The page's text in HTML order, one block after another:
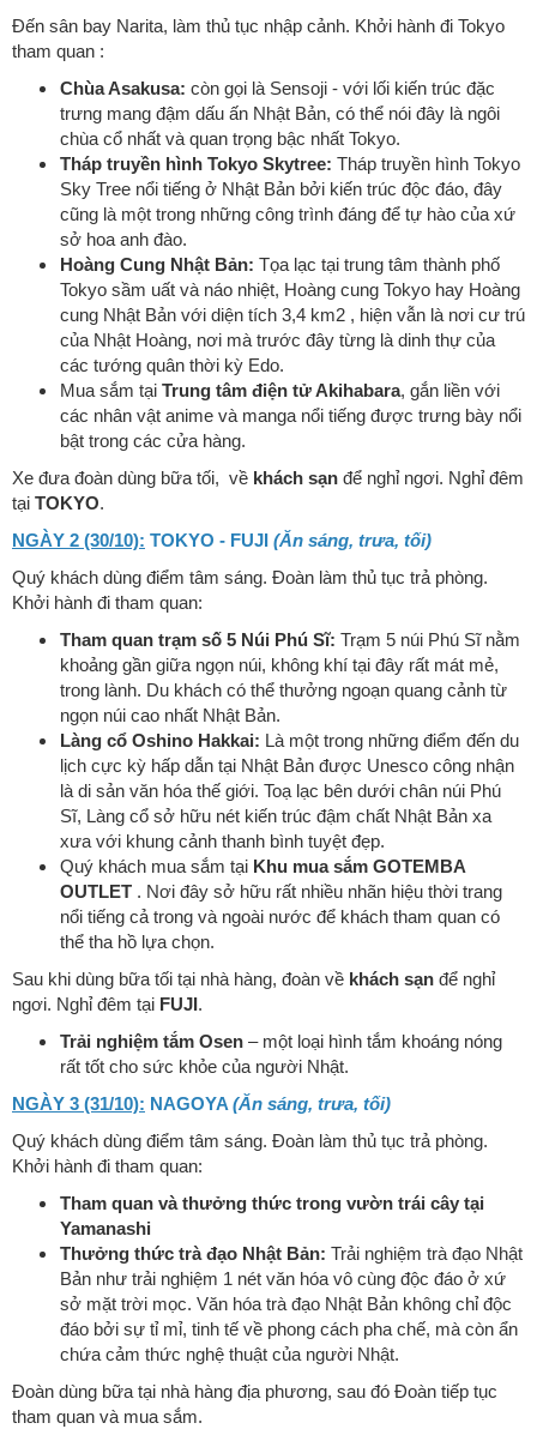
Đến sân bay Narita, làm thủ tục nhập cảnh. Khởi hành đi Tokyo
tham quan :
Chùa Asakusa: còn gọi là Sensoji - với lối kiến trúc đặc
trưng mang đậm dấu ấn Nhật Bản, có thể nói đây là ngôi
chùa cổ nhất và quan trọng bậc nhất Tokyo.
Tháp truyền hình Tokyo Skytree: Tháp truyền hình Tokyo
Sky Tree nổi tiếng ở Nhật Bản bởi kiến trúc độc đáo, đây
cũng là một trong những công trình đáng để tự hào của xứ
sở hoa anh đào.
Hoàng Cung Nhật Bản: Tọa lạc tại trung tâm thành phố
Tokyo sầm uất và náo nhiệt, Hoàng cung Tokyo hay Hoàng
cung Nhật Bản với diện tích 3,4 km2 , hiện vẫn là nơi cư trú
của Nhật Hoàng, nơi mà trước đây từng là dinh thự của
các tướng quân thời kỳ Edo.
Mua sắm tại Trung tâm điện tử Akihabara, gắn liền với
các nhân vật anime và manga nổi tiếng được trưng bày nổi
bật trong các cửa hàng.
Xe đưa đoàn dùng bữa tối, về khách sạn để nghỉ ngơi. Nghỉ đêm
tại TOKYO.
NGÀY 2 (30/10): TOKYO - FUJI (Ăn sáng, trưa, tối)
Quý khách dùng điểm tâm sáng. Đoàn làm thủ tục trả phòng.
Khởi hành đi tham quan:
Tham quan trạm số 5 Núi Phú Sĩ: Trạm 5 núi Phú Sĩ nằm
khoảng gần giữa ngọn núi, không khí tại đây rất mát mẻ,
trong lành. Du khách có thể thưởng ngoạn quang cảnh từ
ngọn núi cao nhất Nhật Bản.
Làng cổ Oshino Hakkai: Là một trong những điểm đến du
lịch cực kỳ hấp dẫn tại Nhật Bản được Unesco công nhận
là di sản văn hóa thế giới. Toạ lạc bên dưới chân núi Phú
Sĩ, Làng cổ sở hữu nét kiến trúc đậm chất Nhật Bản xa
xưa với khung cảnh thanh bình tuyệt đẹp.
Quý khách mua sắm tại Khu mua sắm GOTEMBA
OUTLET . Nơi đây sở hữu rất nhiều nhãn hiệu thời trang
nổi tiếng cả trong và ngoài nước để khách tham quan có
thể tha hồ lựa chọn.
Sau khi dùng bữa tối tại nhà hàng, đoàn về khách sạn để nghỉ
ngơi. Nghỉ đêm tại FUJI .
Trải nghiệm tắm Osen – một loại hình tắm khoáng nóng
rất tốt cho sức khỏe của người Nhật.
NGÀY 3 (31/10): NAGOYA (Ăn sáng, trưa, tối)
Quý khách dùng điểm tâm sáng. Đoàn làm thủ tục trả phòng.
Khởi hành đi tham quan:
Tham quan và thưởng thức trong vườn trái cây tại
Yamanashi
Thưởng thức trà đạo Nhật Bản: Trải nghiệm trà đạo Nhật
Bản như trải nghiệm 1 nét văn hóa vô cùng độc đáo ở xứ
sở mặt trời mọc. Văn hóa trà đạo Nhật Bản không chỉ độc
đáo bởi sự tỉ mỉ, tinh tế về phong cách pha chế, mà còn ẩn
chứa cảm thức nghệ thuật của người Nhật.
Đoàn dùng bữa tại nhà hàng địa phương, sau đó Đoàn tiếp tục
tham quan và mua sắm.